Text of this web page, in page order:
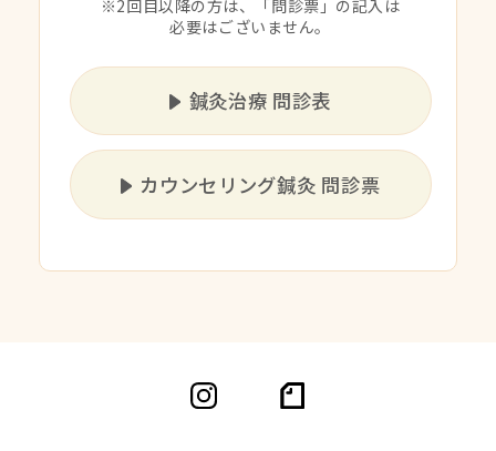
※2回目以降の方は、「問診票」の記入は
必要はございません。
鍼灸治療 問診表
カウンセリング鍼灸 問診票